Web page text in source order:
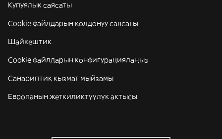
Купуялык саясаты
Cookie файлдарын колдонуу саясаты
Шайкештик
Cookie файлдарын конфигурациялаңыз
Санариптик кызмат мыйзамы
Европанын жеткиликтүүлүк актысы